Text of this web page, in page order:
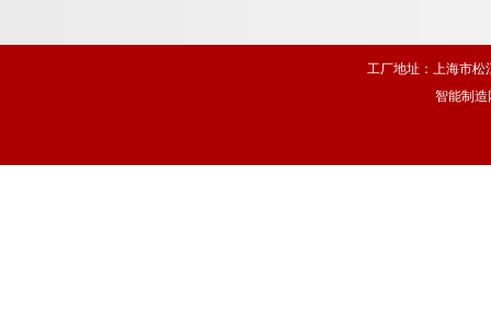
工厂地址：上海市松
智能制造